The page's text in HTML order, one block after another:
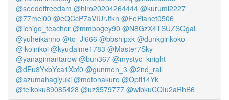
@seedoffreedam @hiro20204264444 @kurumi2227
@77mei00 @eQCcP7aVIUrJfkn @FePlanet0506
@ichigo_teacher @mmbogey90 @N8GzX4TSUZSQgaL
@yuheikanno @to_Ji666 @bbshipxk @dunkgirlkoko
@ikoinikoi @kyudaime1783 @Master7Sky
@yanagimantarow @bun367 @mystyc_knight
@dEu8YxbYca1Xbf0 @gunmen_3 @2nd_rail
@azumahagiyuki @motohakuro @Opti14Yk
@teikoku89085428 @uz3579777 @wibkuCQIu2aRhB6